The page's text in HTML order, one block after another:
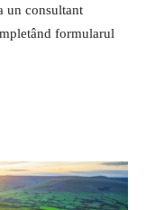
un consultant
formularul